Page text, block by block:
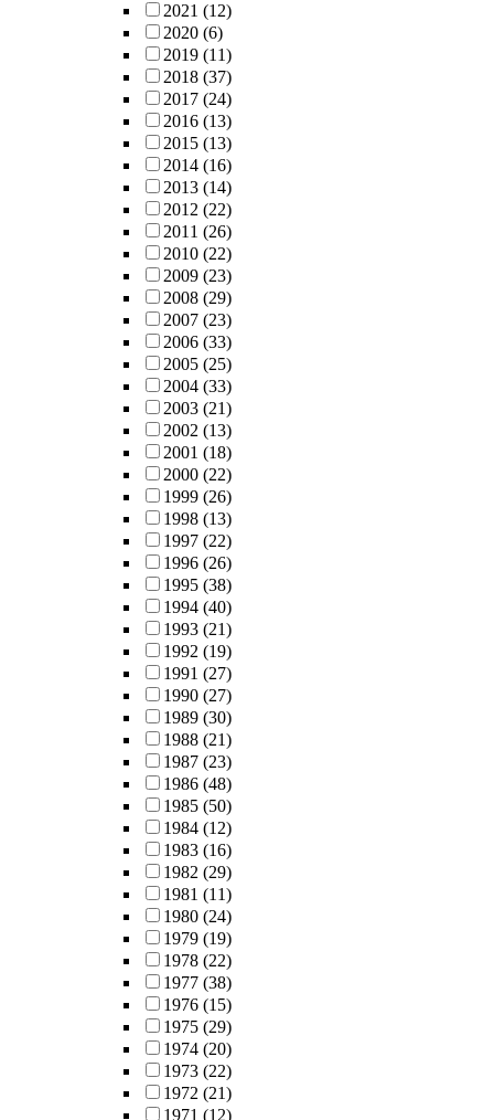
2021 (12)
2020 (6)
2019 (11)
2018 (37)
2017 (24)
2016 (13)
2015 (13)
2014 (16)
2013 (14)
2012 (22)
2011 (26)
2010 (22)
2009 (23)
2008 (29)
2007 (23)
2006 (33)
2005 (25)
2004 (33)
2003 (21)
2002 (13)
2001 (18)
2000 (22)
1999 (26)
1998 (13)
1997 (22)
1996 (26)
1995 (38)
1994 (40)
1993 (21)
1992 (19)
1991 (27)
1990 (27)
1989 (30)
1988 (21)
1987 (23)
1986 (48)
1985 (50)
1984 (12)
1983 (16)
1982 (29)
1981 (11)
1980 (24)
1979 (19)
1978 (22)
1977 (38)
1976 (15)
1975 (29)
1974 (20)
1973 (22)
1972 (21)
1971 (12)